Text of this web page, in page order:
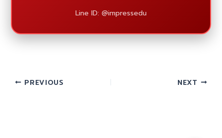
Line ID: @impressedu
PREVIOUS NEXT